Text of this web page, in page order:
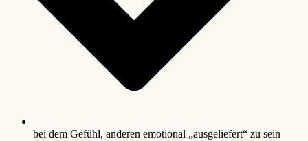
bei dem Gefühl, anderen emotional „ausgeliefert“ zu sein